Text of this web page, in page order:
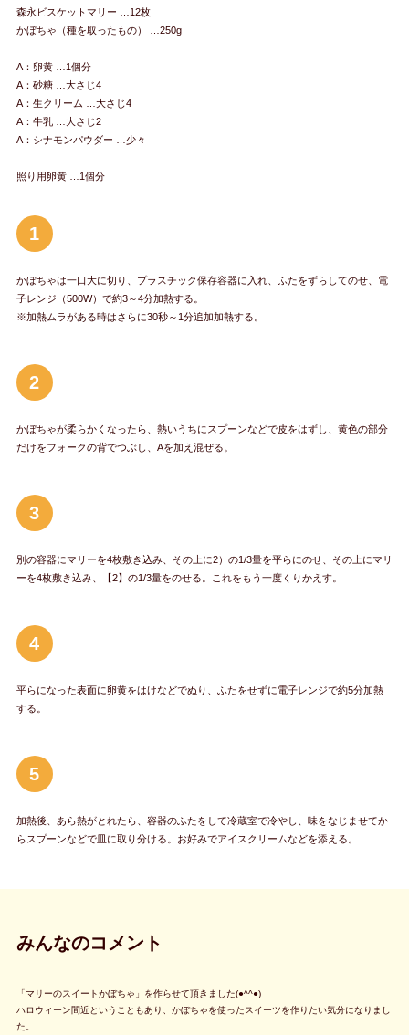
森永ビスケットマリー …12枚
かぼちゃ（種を取ったもの） …250g
A：卵黄 …1個分
A：砂糖 …大さじ4
A：生クリーム …大さじ4
A：牛乳 …大さじ2
A：シナモンパウダー …少々
照り用卵黄 …1個分
1
かぼちゃは一口大に切り、プラスチック保存容器に入れ、ふたをずらしてのせ、電
子レンジ（500W）で約3～4分加熱する。
※加熱ムラがある時はさらに30秒～1分追加加熱する。
2
かぼちゃが柔らかくなったら、熱いうちにスプーンなどで皮をはずし、黄色の部分
だけをフォークの背でつぶし、Aを加え混ぜる。
3
別の容器にマリーを4枚敷き込み、その上に2）の1/3量を平らにのせ、その上にマリ
ーを4枚敷き込み、【2】の1/3量をのせる。これをもう一度くりかえす。
4
平らになった表面に卵黄をはけなどでぬり、ふたをせずに電子レンジで約5分加熱
する。
5
加熱後、あら熱がとれたら、容器のふたをして冷蔵室で冷やし、味をなじませてか
らスプーンなどで皿に取り分ける。お好みでアイスクリームなどを添える。
みんなのコメント
「マリーのスイートかぼちゃ」を作らせて頂きました(●^^●)
ハロウィーン間近ということもあり、かぼちゃを使ったスイーツを作りたい気分になりまし
た。